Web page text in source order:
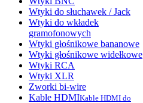
Wtyki do słuchawek / Jack
Wtyki do wkładek
gramofonowych
Wtyki głośnikowe bananowe
Wtyki głośnikowe widełkowe
Wtyki RCA
Wtyki XLR
Zworki bi-wire
Kable HDMIKable HDMI do